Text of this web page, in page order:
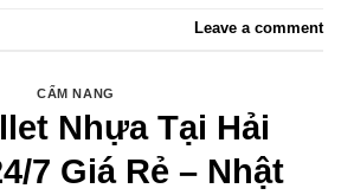
Leave a comment
CẨM NANG
Nhựa Tại Hải
7 Giá Rẻ – Nhật